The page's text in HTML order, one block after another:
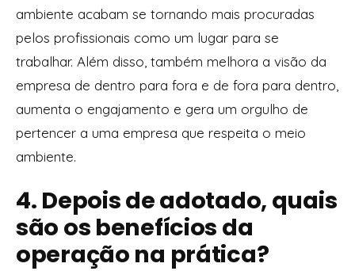
ambiente acabam se tornando mais procuradas
pelos profissionais como um lugar para se
trabalhar. Além disso, também melhora a visão da
empresa de dentro para fora e de fora para dentro,
aumenta o engajamento e gera um orgulho de
pertencer a uma empresa que respeita o meio
ambiente.
4. Depois de adotado, quais
são os benefícios da
operação na prática?